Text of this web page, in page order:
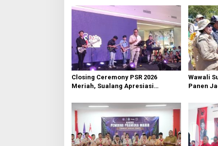
Closing Ceremony PSR 2026
Meriah, Sualang Apresiasi
Wawali
Panen